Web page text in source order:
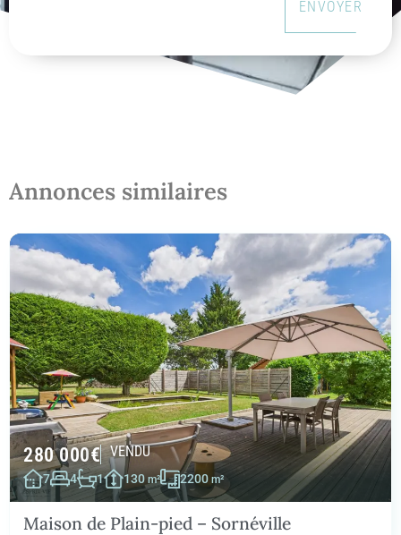
ENVOYER
Annonces similaires
280 000€ VENDU
7 4 1 130m² 2200 m²
Maison de Plain-pied – Sornéville